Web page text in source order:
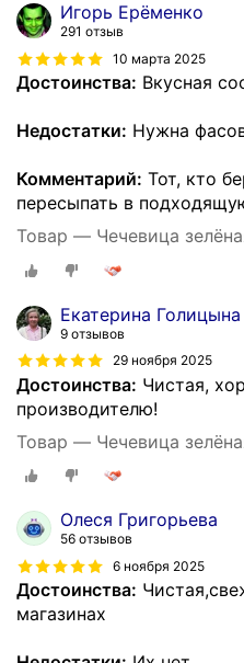
Игорь Ерёменко
291 отзыв
10 марта 2025
Достоинства: Вкусная
Недостатки: Нужна
Комментарий: Тот, кто
пересыпать в
Товар — Чечевица
Екатерина Голицына
9 отзывов
29 ноября 2025
Достоинства: Чистая,
производителю!
Товар — Чечевица
Олеся Григорьева
56 отзывов
6 ноября 2025
Достоинства:
магазинах